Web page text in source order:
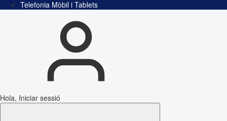
Telefonia Mòbil i Tablets
Hola, Iniciar sessió